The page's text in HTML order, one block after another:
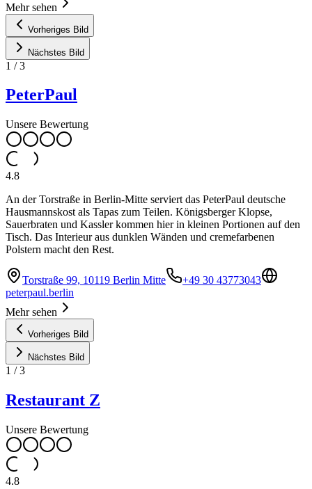
Mehr sehen
Vorheriges Bild
Nächstes Bild
1 /3
PeterPaul
Unsere Bewertung
4.8
An der Torstraße in Berlin-Mitte serviert das PeterPaul deutsche
Hausmannskost als Tapas zum Teilen. Königsberger Klopse,
Sauerbraten und Kassler kommen hier in kleinen Portionen auf den
Tisch. Das Interieur aus dunklen Wänden und cremefarbenen
Polstern macht den Rest.
Torstraße 99, 10119 Berlin Mitte
+49 30 43773043
peterpaul.berlin
Mehr sehen
Vorheriges Bild
Nächstes Bild
1 /3
Restaurant Z
Unsere Bewertung
4.8